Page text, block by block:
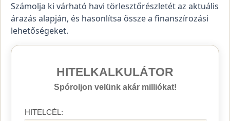
Számolja ki várható havi törlesztőrészletét az aktuális
árazás alapján, és hasonlítsa össze a finanszírozási
lehetőségeket.